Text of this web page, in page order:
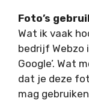
Foto’s
Wat ik vaak
bedrijf Webzo
Google’. Wat
dat je deze
mag